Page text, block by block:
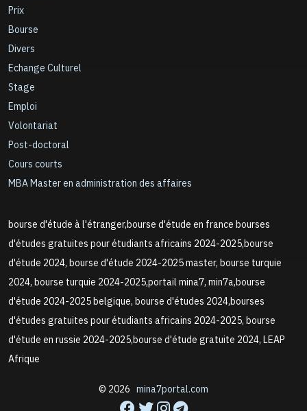
Prix
Bourse
Divers
Echange Culturel
Stage
Emploi
Volontariat
Post-doctoral
Cours courts
MBA Master en administration des affaires
bourse d'étude à l'étranger,bourse d'étude en france bourses
d'études gratuites pour étudiants africains 2024-2025,bourse
d'étude 2024, bourse d'étude 2024-2025 master, bourse turquie
2024, bourse turquie 2024-2025,portail mina7, min7a,bourse
d'étude 2024-2025 belgique, bourse d'études 2024,bourses
d'études gratuites pour étudiants africains 2024-2025, bourse
d'étude en russie 2024-2025,bourse d'étude gratuite 2024, LEAP
Afrique
© 2026 mina7portal.com